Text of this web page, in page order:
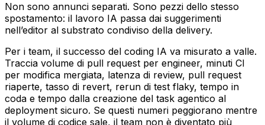
Non sono annunci separati. Sono pezzi dello stesso
spostamento: il lavoro IA passa dai suggerimenti
nell’editor al substrato condiviso della delivery.
Per i team, il successo del coding IA va misurato a valle.
Traccia volume di pull request per engineer, minuti CI
per modifica mergiata, latenza di review, pull request
riaperte, tasso di revert, rerun di test flaky, tempo in
coda e tempo dalla creazione del task agentico al
deployment sicuro. Se questi numeri peggiorano mentre
il volume di codice sale, il team non è diventato più